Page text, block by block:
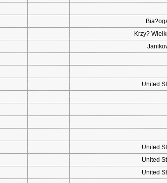
Krzy?
United
United
United
United